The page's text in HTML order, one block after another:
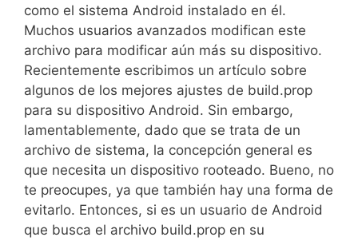
como el sistema Android instalado en él.
Muchos usuarios avanzados modifican este
archivo para modificar aún más su dispositivo.
Recientemente escribimos un artículo sobre
algunos de los mejores ajustes de build.prop
para su dispositivo Android. Sin embargo,
lamentablemente, dado que se trata de un
archivo de sistema, la concepción general es
que necesita un dispositivo rooteado. Bueno, no
te preocupes, ya que también hay una forma de
evitarlo. Entonces, si es un usuario de Android
que busca el archivo build.prop en su